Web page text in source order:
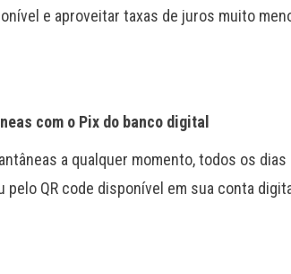
e aproveitar taxas de juros muito
com o Pix do banco digital
a qualquer momento, todos os
pelo QR code disponível em sua conta